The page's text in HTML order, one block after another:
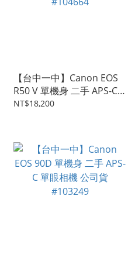
【台中一中】Canon EOS
R50 V 單機身 二手 APS-C
單眼相機 公司貨 #104664
NT$18,200